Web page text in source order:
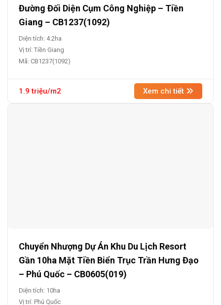
Đường Đối Diện Cụm Công Nghiệp – Tiền
Giang – CB1237(1092)
Diện tích: 4.2ha
Vị trí: Tiền Giang
Mã: CB1237(1092)
1.9 triệu/m2 Xem chi tiết
Chuyển Nhượng Dự Án Khu Du Lịch Resort
Gần 10ha Mặt Tiền Biển Trục Trần Hưng Đạo
– Phú Quốc – CB0605(019)
Diện tích: 10ha
Vị trí: Phú Quốc